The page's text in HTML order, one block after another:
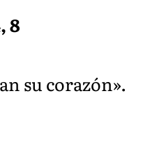
8
su corazón».